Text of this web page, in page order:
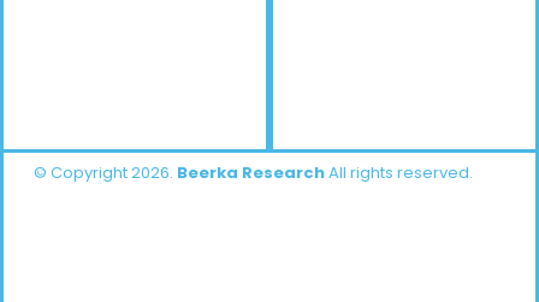
© Copyright 2026. Beerka ResearchAll rights reserved.